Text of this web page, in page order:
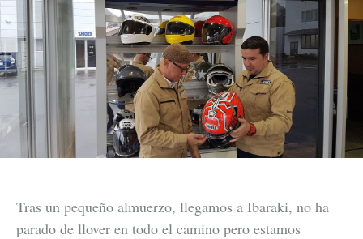
Tras un pequeño almuerzo, llegamos a Ibaraki, no ha
parado de llover en todo el camino pero estamos